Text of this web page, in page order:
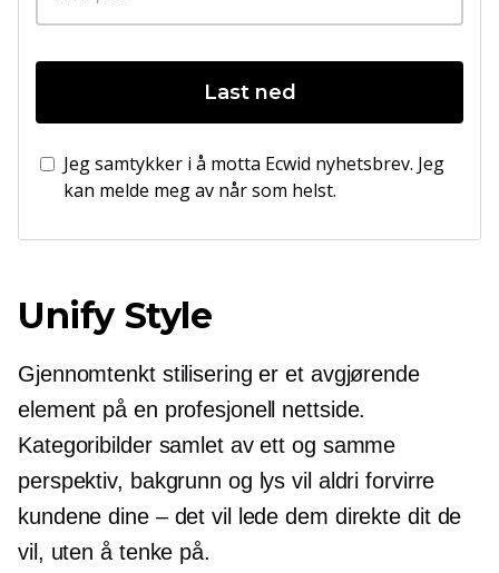
Last ned
Jeg samtykker i å motta Ecwid nyhetsbrev. Jeg
kan melde meg av når som helst.
Unify Style
Gjennomtenkt stilisering er et avgjørende
element på en profesjonell nettside.
Kategoribilder samlet av ett og samme
perspektiv, bakgrunn og lys vil aldri forvirre
kundene dine – det vil lede dem direkte dit de
vil, uten å tenke på.